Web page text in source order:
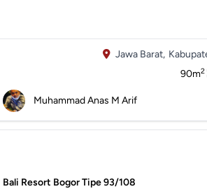
Jawa Barat,
90m2
Muhammad Anas M Arif
Bali Resort Bogor Tipe 93/108